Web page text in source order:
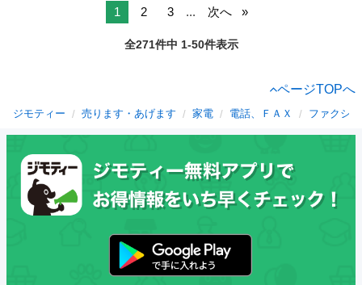
1 2 3 ... 次へ
全271件中 1-50件表示
ページTOPへ
ジモティー 売ります・あげます 家電 電話、ＦＡＸ ファクシ